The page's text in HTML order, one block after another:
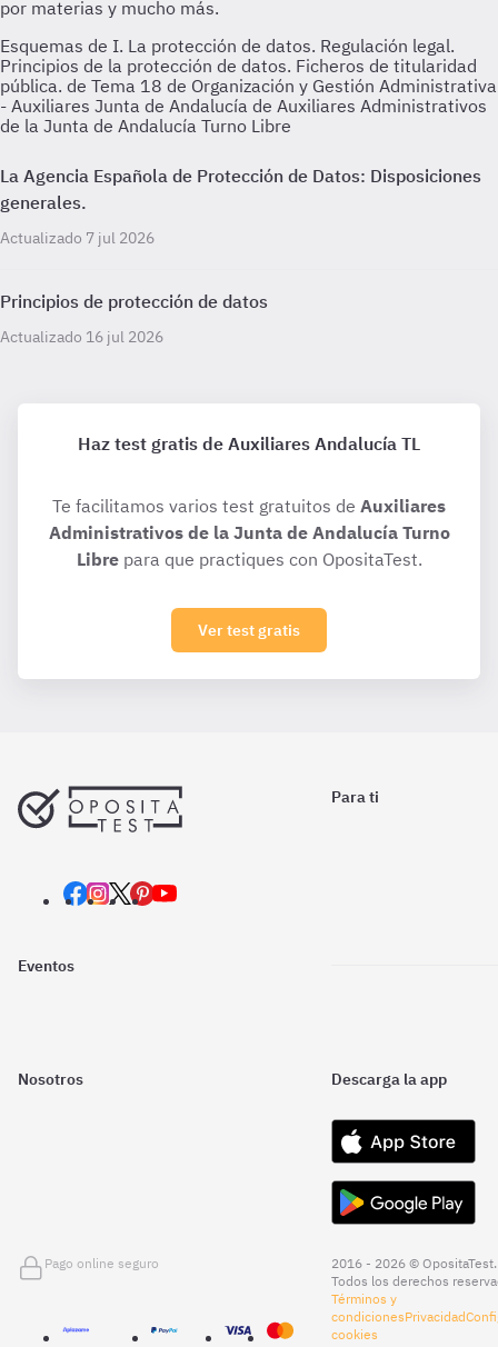
Esquemas de I. La protección de datos. Regulación legal.
Principios de la protección de datos. Ficheros de titularidad
pública. de Tema 18 de Organización y Gestión Administrativa
- Auxiliares Junta de Andalucía de Auxiliares Administrativos
de la Junta de Andalucía Turno Libre
La Agencia Española de Protección de Datos: Disposiciones
generales.
Actualizado 7 jul 2026
Principios de protección de datos
Actualizado 16 jul 2026
Haz test gratis de Auxiliares Andalucía TL
Te facilitamos varios test gratuitos de Auxiliares
Administrativos de la Junta de Andalucía Turno
Librepara que practiques con OpositaTest.
Ver test gratis
Para ti
Eventos
Nosotros Descarga la app
Pago online seguro
2016 - 2026 © OpositaTest.
Todos los derechos
Términos y
condicionesPrivacidad
cookies